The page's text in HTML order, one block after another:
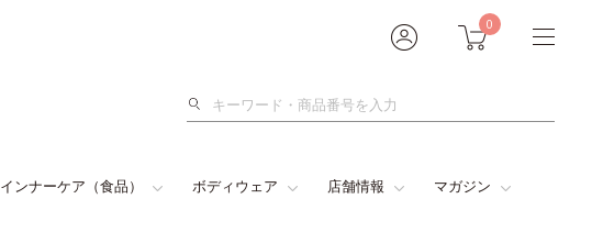
0
検
インナーケア（食品） ボディウェア 店舗情報 マガジン